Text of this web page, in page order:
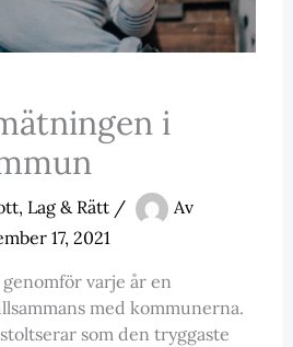
i
Lag & Rätt/
Av
17, 2021
varje år en
med kommunerna.
som den tryggaste